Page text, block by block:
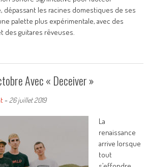
dépassant les racines domestiques de ses
palette plus expérimentale, avec des
des guitares rêveuses.
Avec « Deceiver »
- 26 juillet 2019
La
renaissance
arrive lorsque
tout